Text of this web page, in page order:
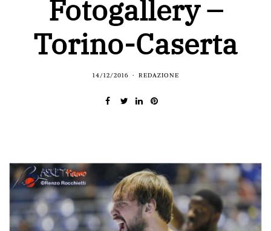
Fotogallery –
Torino-Caserta
14/12/2016 REDAZIONE